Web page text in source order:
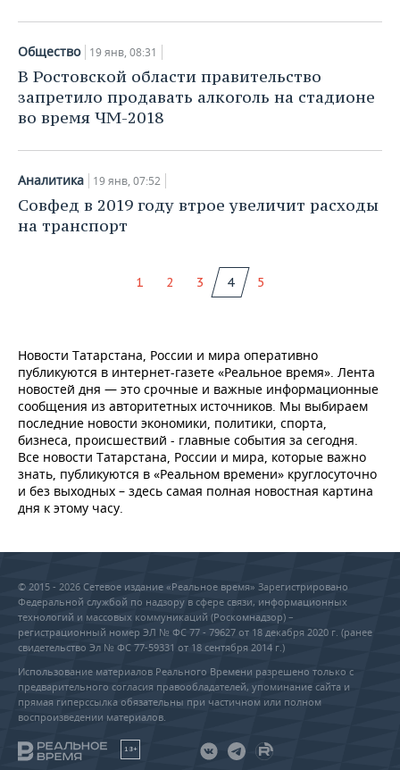
Общество 19 янв, 08:31
В Ростовской области правительство
запретило продавать алкоголь на стадионе
во время ЧМ-2018
Аналитика 19 янв, 07:52
Совфед в 2019 году втрое увеличит расходы
на транспорт
1 2 3 4 5
Новости Татарстана, России и мира оперативно
публикуются в интернет-газете «Реальное время». Лента
новостей дня — это срочные и важные информационные
сообщения из авторитетных источников. Мы выбираем
последние новости экономики, политики, спорта,
бизнеса, происшествий - главные события за сегодня.
Все новости Татарстана, России и мира, которые важно
знать, публикуются в «Реальном времени» круглосуточно
и без выходных – здесь самая полная новостная картина
дня к этому часу.
© 2015 - 2026 Сетевое издание «Реальное время» Зарегистрировано
Федеральной службой по надзору в сфере связи, информационных
технологий и массовых коммуникаций (Роскомнадзор) –
регистрационный номер ЭЛ № ФС 77 - 79627 от 18 декабря 2020 г. (ранее
свидетельство Эл № ФС 77-59331 от 18 сентября 2014 г.)
Использование материалов Реального Времени разрешено только с
предварительного согласия правообладателей, упоминание сайта и
прямая гиперссылка обязательны при частичном или полном
воспроизведении материалов.
18+